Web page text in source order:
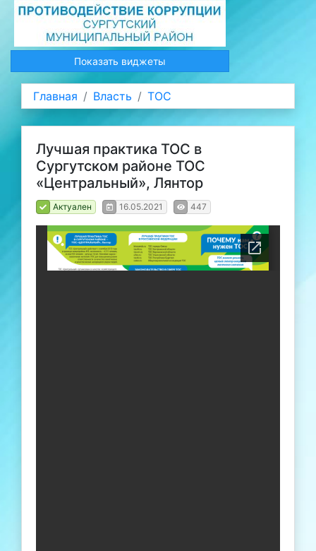
Показать виджеты
Главная Власть ТОС
Лучшая практика ТОС в
Сургутском районе ТОС
«Центральный», Лянтор
Актуален 16.05.2021 447